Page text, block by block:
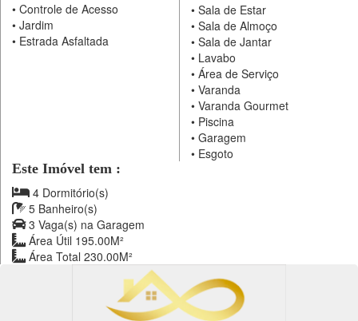
• Controle de Acesso
• Jardim
• Estrada Asfaltada
•Sala de Estar
•Sala de Almoço
•Sala de Jantar
•Lavabo
•Área de Serviço
•Varanda
•Varanda Gourmet
•Piscina
•Garagem
•Esgoto
Este Imóvel tem :
4 Dormitório(s)
5 Banheiro(s)
3 Vaga(s) na Garagem
Área Útil 195.00M²
Área Total 230.00M²